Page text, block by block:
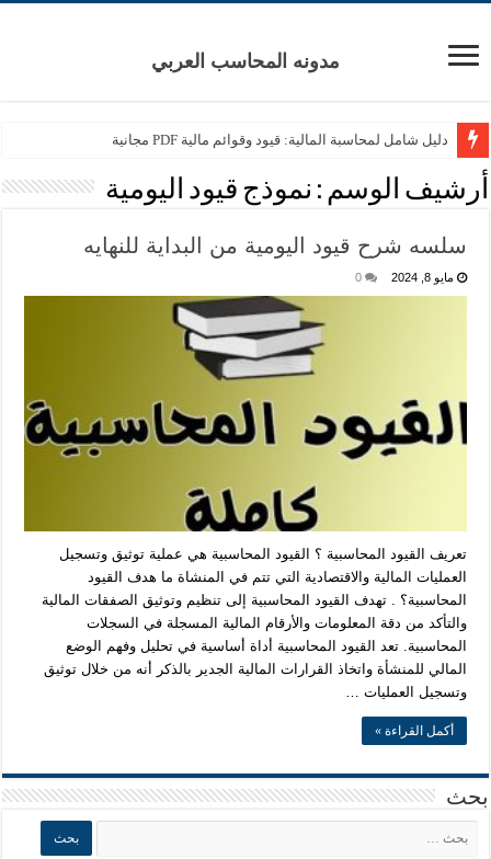
مدونه المحاسب العربي
دليل شامل لمحاسبة المالية: قيود وقوائم مالية PDF مجانية
أرشيف الوسم : نموذج قيود اليومية
سلسه شرح قيود اليومية من البداية للنهايه
مايو 8, 2024 0
تعريف القيود المحاسبية ؟ القيود المحاسبية هي عملية توثيق وتسجيل
العمليات المالية والاقتصادية التي تتم في المنشاة ما هدف القيود
المحاسبية؟ . تهدف القيود المحاسبية إلى تنظيم وتوثيق الصفقات المالية
والتأكد من دقة المعلومات والأرقام المالية المسجلة في السجلات
المحاسبية. تعد القيود المحاسبية أداة أساسية في تحليل وفهم الوضع
المالي للمنشأة واتخاذ القرارات المالية الجدير بالذكر أنه من خلال توثيق
وتسجيل العمليات …
أكمل القراءة »
بحث